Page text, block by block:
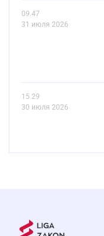
09.47
31 июля 2026
15.29
30 июля 2026